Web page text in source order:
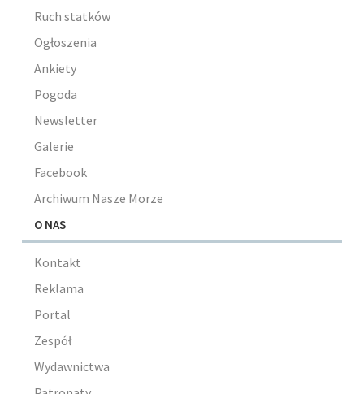
Ruch statków
Ogłoszenia
Ankiety
Pogoda
Newsletter
Galerie
Facebook
Archiwum Nasze Morze
O NAS
Kontakt
Reklama
Portal
Zespół
Wydawnictwa